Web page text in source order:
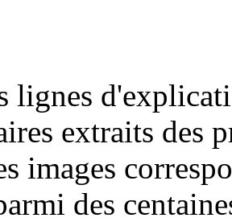
lignes
extraits des
images
des